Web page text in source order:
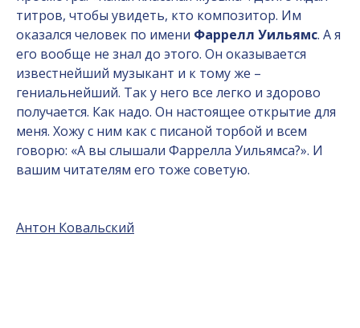
титров, чтобы увидеть, кто композитор. Им
оказался человек по имени Фаррелл Уильямс. А я
его вообще не знал до этого. Он оказывается
известнейший музыкант и к тому же –
гениальнейший. Так у него все легко и здорово
получается. Как надо. Он настоящее открытие для
меня. Хожу с ним как с писаной торбой и всем
говорю: «А вы слышали Фаррелла Уильямса?». И
вашим читателям его тоже советую.
Антон Ковальский